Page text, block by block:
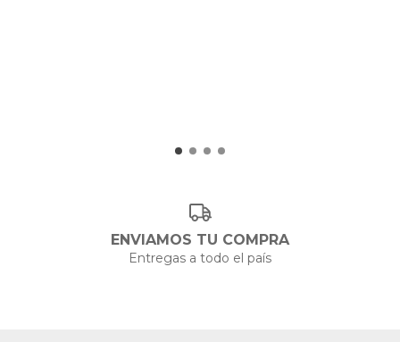
ENVIAMOS TU COMPRA
Entregas a todo el país